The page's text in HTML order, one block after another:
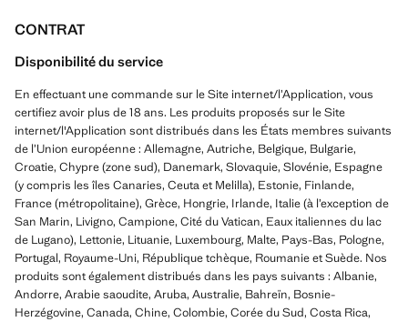
CONTRAT
Disponibilité du service
En effectuant une commande sur le Site internet/l’Application, vous
certifiez avoir plus de 18 ans. Les produits proposés sur le Site
internet/l'Application sont distribués dans les États membres suivants
de l’Union européenne : Allemagne, Autriche, Belgique, Bulgarie,
Croatie, Chypre (zone sud), Danemark, Slovaquie, Slovénie, Espagne
(y compris les îles Canaries, Ceuta et Melilla), Estonie, Finlande,
France (métropolitaine), Grèce, Hongrie, Irlande, Italie (à l’exception de
San Marin, Livigno, Campione, Cité du Vatican, Eaux italiennes du lac
de Lugano), Lettonie, Lituanie, Luxembourg, Malte, Pays-Bas, Pologne,
Portugal, Royaume-Uni, République tchèque, Roumanie et Suède. Nos
produits sont également distribués dans les pays suivants : Albanie,
Andorre, Arabie saoudite, Aruba, Australie, Bahreïn, Bosnie-
Herzégovine, Canada, Chine, Colombie, Corée du Sud, Costa Rica,